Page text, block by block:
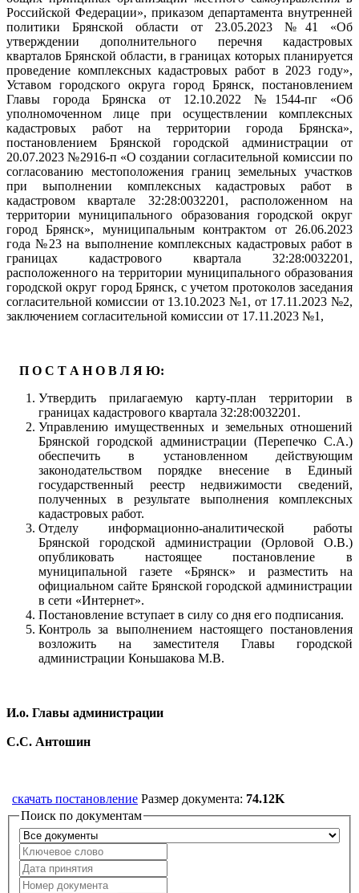
Российской Федерации», приказом департамента внутренней
политики Брянской области от 23.05.2023 №41 «Об
утверждении дополнительного перечня кадастровых
кварталов Брянской области, в границах которых планируется
проведение комплексных кадастровых работ в 2023 году»,
Уставом городского округа город Брянск, постановлением
Главы города Брянска от 12.10.2022 №1544-пг «Об
уполномоченном лице при осуществлении комплексных
кадастровых работ на территории города Брянска»,
постановлением Брянской городской администрации от
20.07.2023 №2916-п «О создании согласительной комиссии по
согласованию местоположения границ земельных участков
при выполнении комплексных кадастровых работ в
кадастровом квартале 32:28:0032201, расположенном на
территории муниципального образования городской округ
город Брянск», муниципальным контрактом от 26.06.2023
года №23 на выполнение комплексных кадастровых работ в
границах кадастрового квартала 32:28:0032201,
расположенного на территории муниципального образования
городской округ город Брянск, с учетом протоколов заседания
согласительной комиссии от 13.10.2023 №1, от 17.11.2023 №2,
заключением согласительной комиссии от 17.11.2023 №1,
П О С Т А Н О В Л Я Ю:
Утвердить прилагаемую карту-план территории в
границах кадастрового квартала 32:28:0032201.
Управлению имущественных и земельных отношений
Брянской городской администрации (Перепечко С.А.)
обеспечить в установленном действующим
законодательством порядке внесение в Единый
государственный реестр недвижимости сведений,
полученных в результате выполнения комплексных
кадастровых работ.
Отделу информационно-аналитической работы
Брянской городской администрации (Орловой О.В.)
опубликовать настоящее постановление в
муниципальной газете «Брянск» и разместить на
официальном сайте Брянской городской администрации
в сети «Интернет».
Постановление вступает в силу со дня его подписания.
Контроль за выполнением настоящего постановления
возложить на заместителя Главы городской
администрации Коньшакова М.В.
И.о. Главы администрации
С.С. Антошин
скачать постановление Размер документа: 74.12K
Поиск по документам